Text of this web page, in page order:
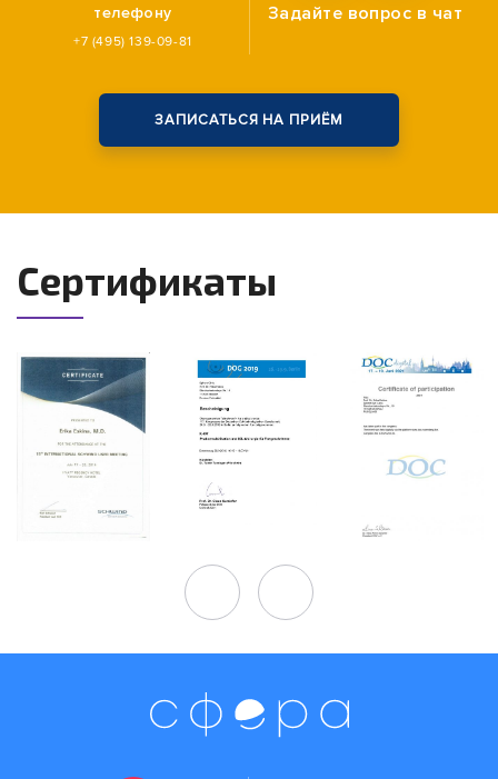
телефону
+7 (495) 139-09-81
Задайте вопрос в чат
ЗАПИСАТЬСЯ НА ПРИЁМ
Сертификаты